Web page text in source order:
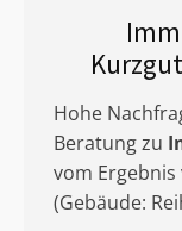
Hohe
Beratung zu
vom Ergebnis
(Gebäude: